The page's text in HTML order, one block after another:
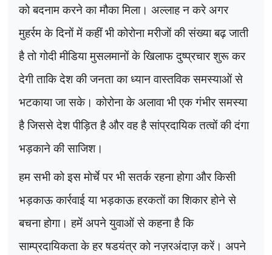
को बदनाम करने का मौका मिला। अल्लाह न करे अगर
मुहर्रम के दिनों में कहीं भी कोरोना मरीजों की संख्या बढ़ जाती
है तो गोदी मीडिया मुसलमानों के खिलाफ दुष्प्रचार शुरू कर
देगी ताकि देश की जनता का ध्यान वास्तविक समस्याओं से
भटकाया जा सके। कोरोना के अलावा भी एक गंभीर समस्या
है जिससे देश पीड़ित है और वह है सांप्रदायिक तत्वों की दंगा
भड़काने की साजिश।
हम सभी को इस मोर्चे पर भी सतर्क रहना होगा और किसी
भड़काऊ कार्रवाई या भड़काऊ हरकतों का शिकार होने से
बचना होगा। हमें अपने युवाओं से कहना है कि
साम्प्रदायिकता के हर षडयंत्र को नज़रअंदाज़ करें। अपने